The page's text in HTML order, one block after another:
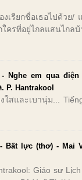
เรียกชื่อเธอไปด้วย/
ครที่อยู่ไกลแสนไกล
- Nghe em qua
P. Hantrakool
ใสและเบานุ่ม...
Bất lực (thơ) - Mai
Giáo sư